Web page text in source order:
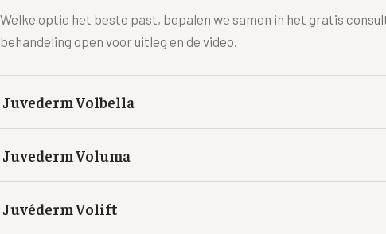
Welke optie het beste past, bepalen we samen in het gratis
behandeling open voor uitleg en de video.
Juvederm Volbella
Juvederm Voluma
Juvéderm Volift